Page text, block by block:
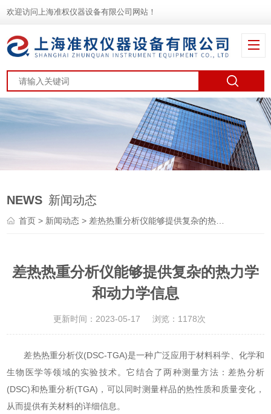
欢迎访问上海准权仪器设备有限公司网站！
NEWS 新闻动态
首页 > 新闻动态 > 差热热重分析仪能够提供复杂的热力学和动力学信息
差热热重分析仪能够提供复杂的热力学
和动力学信息
更新时间：2023-05-17 浏览：1178次
差热热重分析仪(DSC-TGA)是一种广泛应用于材料科学、化学和
生物医学等领域的实验技术。它结合了两种测量方法：差热分析
(DSC)和热重分析(TGA)，可以同时测量样品的热性质和质量变化，
从而提供有关材料的详细信息。